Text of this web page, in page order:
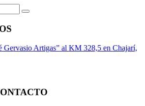
Gervasio Artigas” al KM 328,5 en Chajarí,